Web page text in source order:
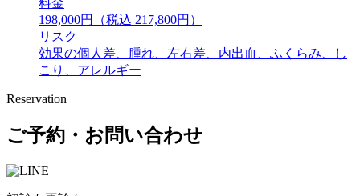
料金
198,000円（税込 217,800円）
リスク
効果の個人差、腫れ、左右差、内出血、ふくらみ、し
こり、アレルギー
Reservation
ご予約・お問い合わせ